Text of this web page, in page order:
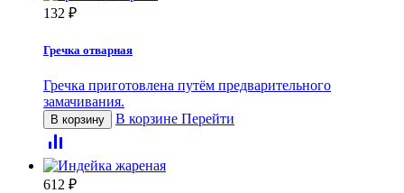
132 ₽
Гречка отварная
Гречка приготовлена путём предварительного
замачивания.
В корзину В корзине Перейти
612 ₽